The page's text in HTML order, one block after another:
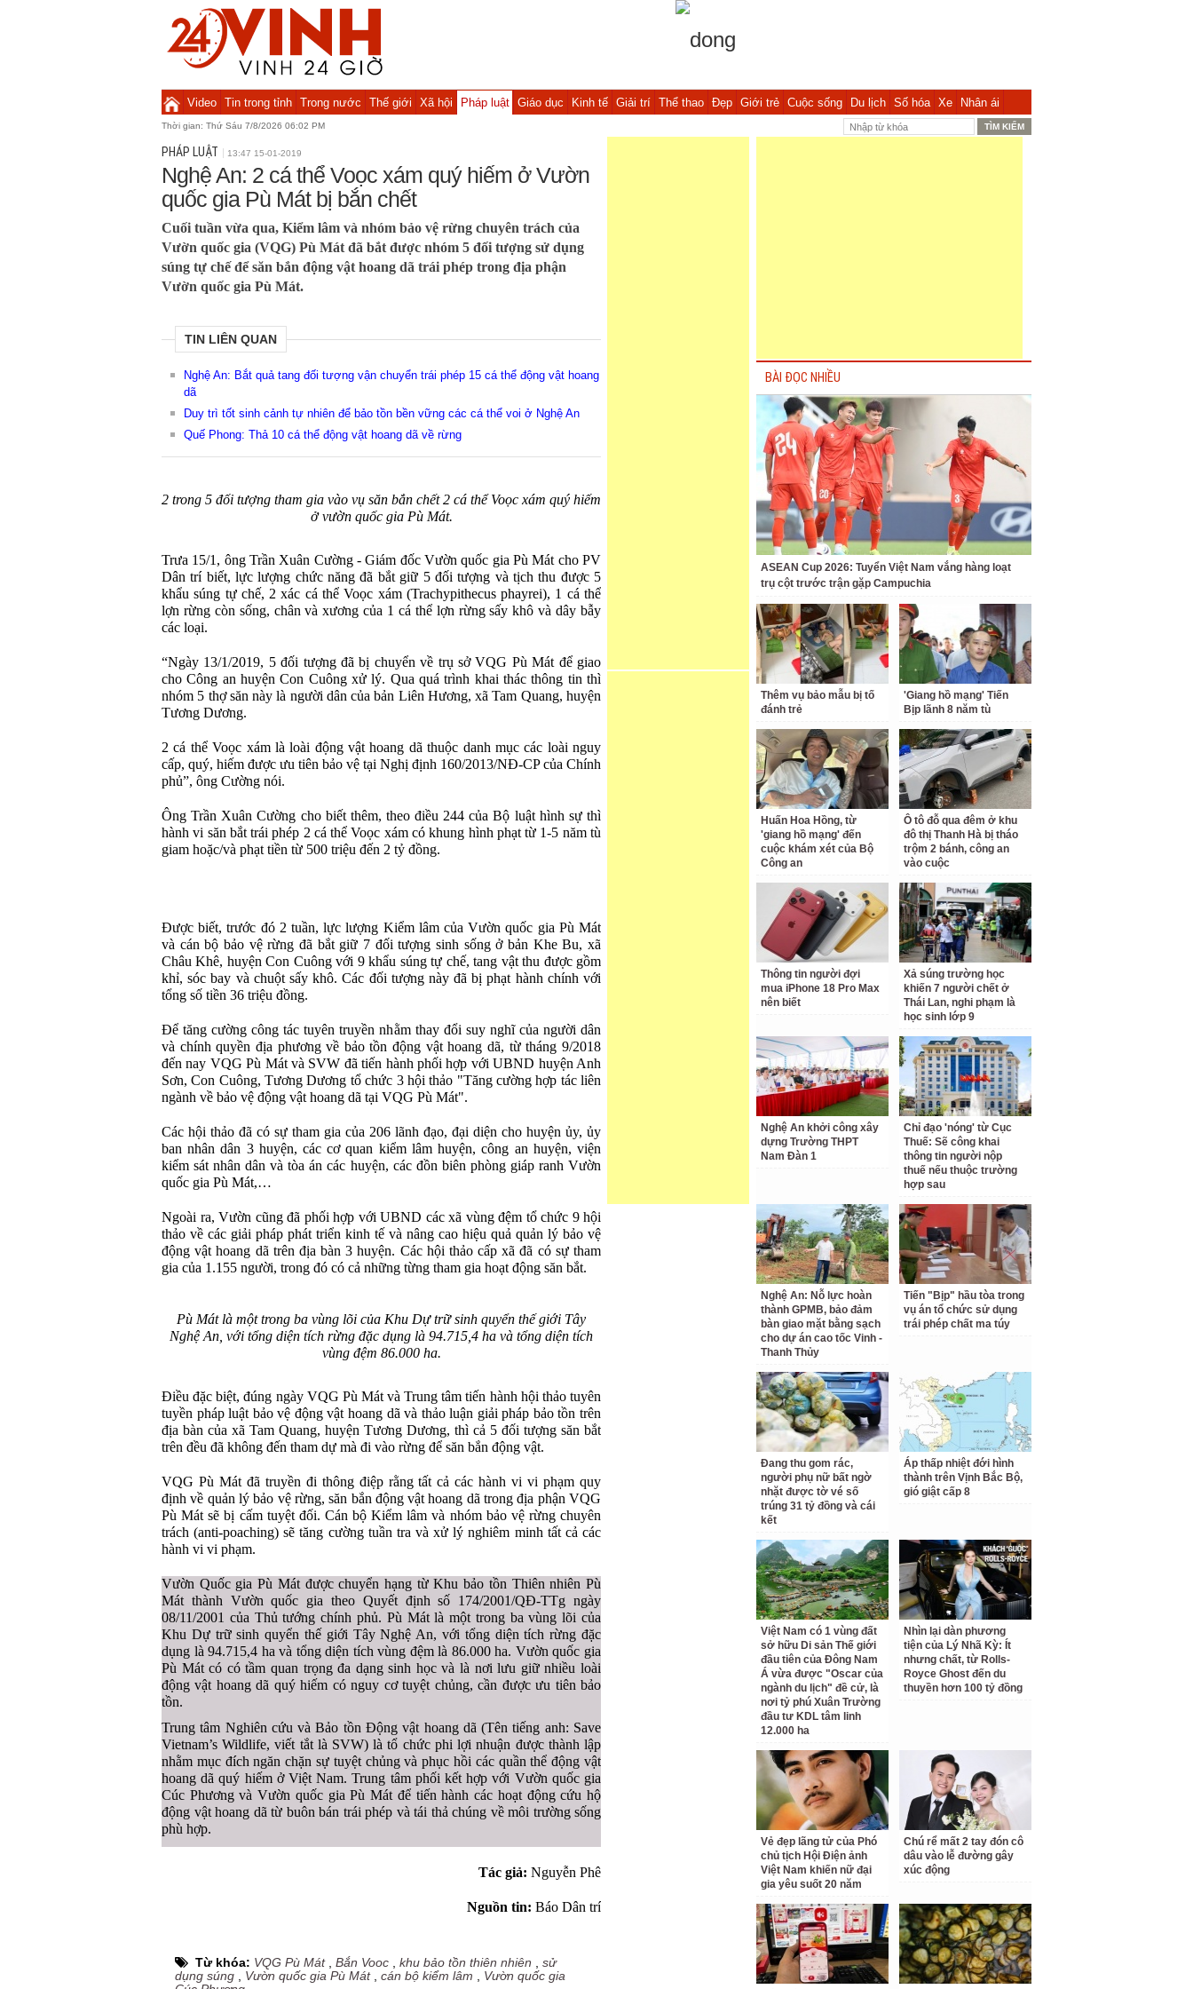
Video Tin trong tỉnh Trong nước Thế giới Xã hội Pháp luật Giáo dục Kinh tế Giải trí Thể thao Đẹp Giới trẻ Cuộc sống Du lịch Số hóa Xe Nhân ái
Thời gian: Thứ Sáu 7/8/2026 06:02 PM
PHÁP LUẬT 13:47 15-01-2019
Nghệ An: 2 cá thể Voọc xám quý hiếm ở Vườn
quốc gia Pù Mát bị bắn chết
Cuối tuần vừa qua, Kiểm lâm và nhóm bảo vệ rừng chuyên trách của
Vườn quốc gia (VQG) Pù Mát đã bắt được nhóm 5 đối tượng sử dụng
súng tự chế để săn bắn động vật hoang dã trái phép trong địa phận
Vườn quốc gia Pù Mát.
TIN LIÊN QUAN
Nghệ An: Bắt quả tang đối tượng vận chuyển trái phép 15 cá thể động vật hoang
dã
Duy trì tốt sinh cảnh tự nhiên để bảo tồn bền vững các cá thể voi ở Nghệ An
Quế Phong: Thả 10 cá thể động vật hoang dã về rừng
2 trong 5 đối tượng tham gia vào vụ săn bắn chết 2 cá thể Voọc xám quý hiếm
ở vườn quốc gia Pù Mát.
Trưa 15/1, ông Trần Xuân Cường - Giám đốc Vườn quốc gia Pù Mát cho PV
Dân trí biết, lực lượng chức năng đã bắt giữ 5 đối tượng và tịch thu được 5
khẩu súng tự chế, 2 xác cá thể Voọc xám (Trachypithecus phayrei), 1 cá thể
lợn rừng còn sống, chân và xương của 1 cá thể lợn rừng sấy khô và dây bẫy
các loại.
“Ngày 13/1/2019, 5 đối tượng đã bị chuyển về trụ sở VQG Pù Mát để giao
cho Công an huyện Con Cuông xử lý. Qua quá trình khai thác thông tin thì
nhóm 5 thợ săn này là người dân của bản Liên Hương, xã Tam Quang, huyện
Tương Dương.
2 cá thể Voọc xám là loài động vật hoang dã thuộc danh mục các loài nguy
cấp, quý, hiếm được ưu tiên bảo vệ tại Nghị định 160/2013/NĐ-CP của Chính
phủ”, ông Cường nói.
Ông Trần Xuân Cường cho biết thêm, theo điều 244 của Bộ luật hình sự thì
hành vi săn bắt trái phép 2 cá thể Voọc xám có khung hình phạt từ 1-5 năm tù
giam hoặc/và phạt tiền từ 500 triệu đến 2 tỷ đồng.
Được biết, trước đó 2 tuần, lực lượng Kiểm lâm của Vườn quốc gia Pù Mát
và cán bộ bảo vệ rừng đã bắt giữ 7 đối tượng sinh sống ở bản Khe Bu, xã
Châu Khê, huyện Con Cuông với 9 khẩu súng tự chế, tang vật thu được gồm
khỉ, sóc bay và chuột sấy khô. Các đối tượng này đã bị phạt hành chính với
tổng số tiền 36 triệu đồng.
Để tăng cường công tác tuyên truyền nhằm thay đổi suy nghĩ của người dân
và chính quyền địa phương về bảo tồn động vật hoang dã, từ tháng 9/2018
đến nay VQG Pù Mát và SVW đã tiến hành phối hợp với UBND huyện Anh
Sơn, Con Cuông, Tương Dương tổ chức 3 hội thảo "Tăng cường hợp tác liên
ngành về bảo vệ động vật hoang dã tại VQG Pù Mát".
Các hội thảo đã có sự tham gia của 206 lãnh đạo, đại diện cho huyện ủy, ủy
ban nhân dân 3 huyện, các cơ quan kiểm lâm huyện, công an huyện, viện
kiểm sát nhân dân và tòa án các huyện, các đồn biên phòng giáp ranh Vườn
quốc gia Pù Mát,…
Ngoài ra, Vườn cũng đã phối hợp với UBND các xã vùng đệm tổ chức 9 hội
thảo về các giải pháp phát triển kinh tế và nâng cao hiệu quả quản lý bảo vệ
động vật hoang dã trên địa bàn 3 huyện. Các hội thảo cấp xã đã có sự tham
gia của 1.155 người, trong đó có cả những từng tham gia hoạt động săn bắt.
Pù Mát là một trong ba vùng lõi của Khu Dự trữ sinh quyển thế giới Tây
Nghệ An, với tổng diện tích rừng đặc dụng là 94.715,4 ha và tổng diện tích
vùng đệm 86.000 ha.
Điều đặc biệt, đúng ngày VQG Pù Mát và Trung tâm tiến hành hội thảo tuyên
tuyền pháp luật bảo vệ động vật hoang dã và thảo luận giải pháp bảo tồn trên
địa bàn của xã Tam Quang, huyện Tương Dương, thì cả 5 đối tượng săn bắt
trên đều đã không đến tham dự mà đi vào rừng để săn bắn động vật.
VQG Pù Mát đã truyền đi thông điệp rằng tất cả các hành vi vi phạm quy
định về quản lý bảo vệ rừng, săn bắn động vật hoang dã trong địa phận VQG
Pù Mát sẽ bị cấm tuyệt đối. Cán bộ Kiểm lâm và nhóm bảo vệ rừng chuyên
trách (anti-poaching) sẽ tăng cường tuần tra và xử lý nghiêm minh tất cả các
hành vi vi phạm.
Vườn Quốc gia Pù Mát được chuyển hạng từ Khu bảo tồn Thiên nhiên Pù
Mát thành Vườn quốc gia theo Quyết định số 174/2001/QĐ-TTg ngày
08/11/2001 của Thủ tướng chính phủ. Pù Mát là một trong ba vùng lõi của
Khu Dự trữ sinh quyển thế giới Tây Nghệ An, với tổng diện tích rừng đặc
dụng là 94.715,4 ha và tổng diện tích vùng đệm là 86.000 ha. Vườn quốc gia
Pù Mát có có tầm quan trọng đa dạng sinh học và là nơi lưu giữ nhiều loài
động vật hoang dã quý hiếm có nguy cơ tuyệt chủng, cần được ưu tiên bảo
tồn.
Trung tâm Nghiên cứu và Bảo tồn Động vật hoang dã (Tên tiếng anh: Save
Vietnam’s Wildlife, viết tắt là SVW) là tổ chức phi lợi nhuận được thành lập
nhằm mục đích ngăn chặn sự tuyệt chủng và phục hồi các quần thể động vật
hoang dã quý hiếm ở Việt Nam. Trung tâm phối kết hợp với Vườn quốc gia
Cúc Phương và Vườn quốc gia Pù Mát để tiến hành các hoạt động cứu hộ
động vật hoang dã từ buôn bán trái phép và tái thả chúng về môi trường sống
phù hợp.
Tác giả: Nguyễn Phê
Nguồn tin: Báo Dân trí
Từ khóa: VQG Pù Mát, Bắn Vooc khu bảo tồn thiên nhiên
sử
dụng súng
Vườn quốc gia Pù Mát, cán bộ kiểm lâm
Vườn quốc gia
BÀI ĐỌC NHIỀU
ASEAN Cup 2026: Tuyển Việt Nam vắng hàng loạt
trụ cột trước trận gặp Campuchia
Thêm vụ bảo mẫu bị tố
đánh trẻ
'Giang hồ mạng' Tiến
Bịp lãnh 8 năm tù
Huấn Hoa Hồng, từ
'giang hồ mạng' đến
cuộc khám xét của Bộ
Công an
Ô tô đỗ qua đêm ở khu
đô thị Thanh Hà bị tháo
trộm 2 bánh, công an
vào cuộc
Thông tin người đợi
mua iPhone 18 Pro Max
nên biết
Xả súng trường học
khiến 7 người chết ở
Thái Lan, nghi phạm là
học sinh lớp 9
Nghệ An khởi công xây
dựng Trường THPT
Nam Đàn 1
Chỉ đạo 'nóng' từ Cục
Thuế: Sẽ công khai
thông tin người nộp
thuế nếu thuộc trường
hợp sau
Nghệ An: Nỗ lực hoàn
thành GPMB, bảo đảm
bàn giao mặt bằng sạch
cho dự án cao tốc Vinh -
Thanh Thủy
Tiến "Bịp" hầu tòa trong
vụ án tổ chức sử dụng
trái phép chất ma túy
Đang thu gom rác,
người phụ nữ bất ngờ
nhặt được tờ vé số
trúng 31 tỷ đồng và cái
kết
Áp thấp nhiệt đới hình
thành trên Vịnh Bắc Bộ,
gió giật cấp 8
Việt Nam có 1 vùng đất
sở hữu Di sản Thế giới
đầu tiên của Đông Nam
Á vừa được "Oscar của
ngành du lịch" đề cử, là
nơi tỷ phú Xuân Trường
đầu tư KDL tâm linh
12.000 ha
Nhìn lại dàn phương
tiện của Lý Nhã Kỳ: Ít
nhưng chất, từ Rolls-
Royce Ghost đến du
thuyền hơn 100 tỷ đồng
Vẻ đẹp lãng tử của Phó
chủ tịch Hội Điện ảnh
Việt Nam khiến nữ đại
gia yêu suốt 20 năm
Chú rể mất 2 tay đón cô
dâu vào lễ đường gây
xúc động